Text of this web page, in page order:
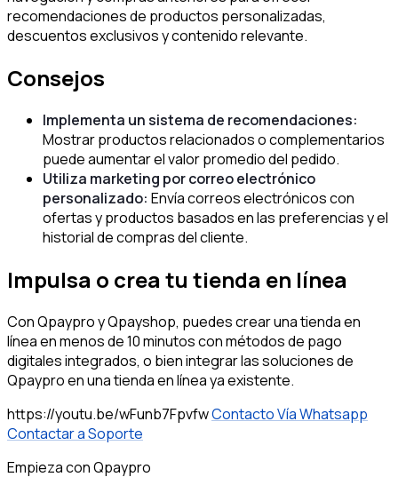
recomendaciones de productos personalizadas,
descuentos exclusivos y contenido relevante.
Consejos
Implementa un sistema de recomendaciones:
Mostrar productos relacionados o complementarios
puede aumentar el valor promedio del pedido.
Utiliza marketing por correo electrónico
personalizado: Envía correos electrónicos con
ofertas y productos basados en las preferencias y el
historial de compras del cliente.
Impulsa o crea tu tienda en línea
Con Qpaypro y Qpayshop, puedes crear una tienda en
línea en menos de 10 minutos con métodos de pago
digitales integrados, o bien integrar las soluciones de
Qpaypro en una tienda en línea ya existente.
https://youtu.be/wFunb7FpvfwContacto Vía Whatsapp
Contactar a Soporte
Empieza con Qpaypro